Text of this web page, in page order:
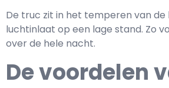
De truc zit in het temperen van
luchtinlaat op een lage stand. Zo
over de hele nacht.
De voordelen